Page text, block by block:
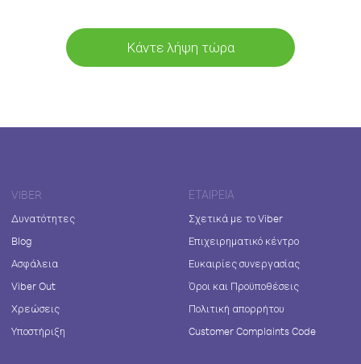
Κάντε λήψη τώρα
VIBER
Δυνατότητες
Blog
Ασφάλεια
Viber Out
Χρεώσεις
Υποστήριξη
ΕΤΑΙΡΕΊΑ
Σχετικά με το Viber
Επιχειρηματικό κέντρο
Ευκαιρίες συνεργασίας
Όροι και Προϋποθέσεις
Πολιτική απορρήτου
Customer Complaints Code